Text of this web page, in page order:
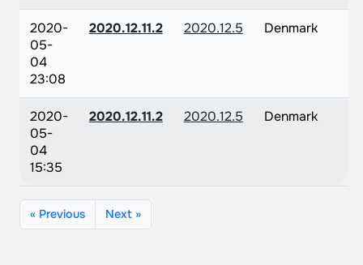
2020-
05-
04
23:08
2020.12.11.2 2020.12.5 Denmark
2020-
05-
04
15:35
2020.12.11.2 2020.12.5 Denmark
« Previous Next »